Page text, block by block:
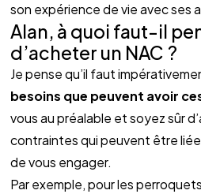
son expérience de vie avec ses
Alan, à quoi faut-il
d’acheter un NAC ?
Je pense qu’il faut
besoins que peuvent avoir
vous au préalable et soyez sûr
contraintes qui peuvent être
de vous engager.
Par exemple, pour les